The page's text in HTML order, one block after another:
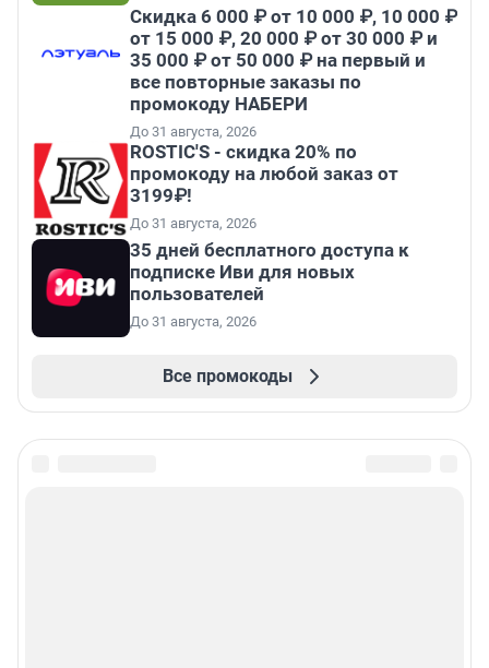
Скидка 6 000 ₽ от 10 000 ₽, 10 000 ₽
от 15 000 ₽, 20 000 ₽ от 30 000 ₽ и
35 000 ₽ от 50 000 ₽ на первый и
все повторные заказы по
промокоду НАБЕРИ
До 31 августа, 2026
ROSTIC'S - скидка 20% по
промокоду на любой заказ от
3199₽!
До 31 августа, 2026
35 дней бесплатного доступа к
подписке Иви для новых
пользователей
До 31 августа, 2026
Все промокоды